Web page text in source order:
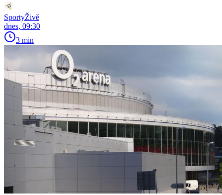
SportyŽivě
dnes, 09:30
3 min